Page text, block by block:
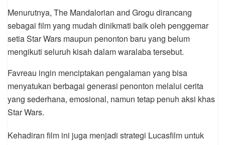
Menurutnya, The Mandalorian and Grogu dirancang
sebagai film yang mudah dinikmati baik oleh penggemar
setia Star Wars maupun penonton baru yang belum
mengikuti seluruh kisah dalam waralaba tersebut.
Favreau ingin menciptakan pengalaman yang bisa
menyatukan berbagai generasi penonton melalui cerita
yang sederhana, emosional, namun tetap penuh aksi khas
Star Wars.
Kehadiran film ini juga menjadi strategi Lucasfilm untuk